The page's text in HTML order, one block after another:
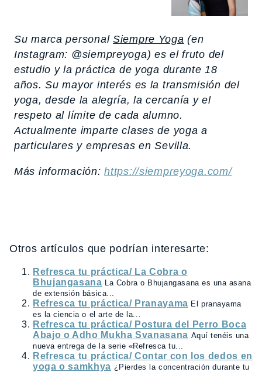
Su marca personal Siempre Yoga (en
Instagram: @siempreyoga) es el fruto del
estudio y la práctica de yoga durante 18
años. Su mayor interés es la transmisión del
yoga, desde la alegría, la cercanía y el
respeto al límite de cada alumno.
Actualmente imparte clases de yoga a
particulares y empresas en Sevilla.
Más información:https://siempreyoga.com/
Otros artículos que podrían interesarte:
Refresca tu práctica/ La Cobra o
Bhujangasana La Cobra o Bhujangasana es una asana
de extensión básica...
Refresca tu práctica/ Pranayama El pranayama
es la ciencia o el arte de la...
Refresca tu práctica/ Postura del Perro Boca
Abajo o Adho Mukha Svanasana Aquí tenéis una
nueva entrega de la serie «Refresca tu...
Refresca tu práctica/ Contar con los dedos en
yoga o samkhya ¿Pierdes la concentración durante tu